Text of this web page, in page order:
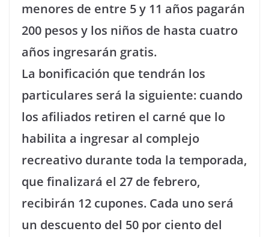
menores de entre 5 y 11 años pagarán
200 pesos y los niños de hasta cuatro
años ingresarán gratis.
La bonificación que tendrán los
particulares será la siguiente: cuando
los afiliados retiren el carné que lo
habilita a ingresar al complejo
recreativo durante toda la temporada,
que finalizará el 27 de febrero,
recibirán 12 cupones. Cada uno será
un descuento del 50 por ciento del